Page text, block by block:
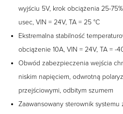
wyjściu 5V, krok obciążenia 25-
usec, VIN = 24V, TA = 25 °C
Ekstremalna stabilność
obciążenie 10A, VIN = 24V, TA = -
Obwód zabezpieczenia wejścia
niskim napięciem, odwrotną
przejściowymi, odbitym szumem
Zaawansowany sterownik systemu